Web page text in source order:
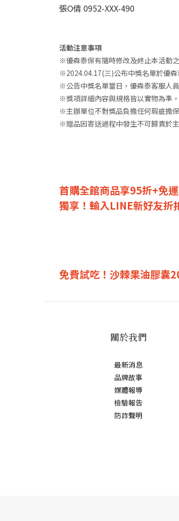
張O倩 0952-XXX-490
活動注意事項
※優森泰保有隨時修改及終止本活動
※2024.04.17(三)公布中獎名單於優
※公告中獎名單當日，優森泰客服人
※獎項詳細內容與規格皆以實物為準
※主辦單位不對獎品負擔任何瑕疵擔
※贈品因寄送過程中發生不可歸責於
首購全館商品享95折+免
獨享！輸入LINE新好友折
免費試吃！沙棘果油膠囊
關於我們
最新消息
品牌故事
媒體報導
檢驗報告
防詐聲明